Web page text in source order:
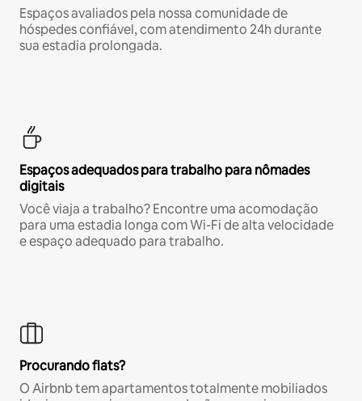
Espaços avaliados pela nossa comunidade de
hóspedes confiável, com atendimento 24h durante
sua estadia prolongada.
Espaços adequados para trabalho para nômades
digitais
Você viaja a trabalho? Encontre uma acomodação
para uma estadia longa com Wi-Fi de alta velocidade
e espaço adequado para trabalho.
Procurando flats?
O Airbnb tem apartamentos totalmente mobiliados